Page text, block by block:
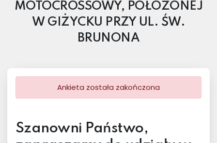
MOTOCROSSOWY, POŁOŻONEJ
W GIŻYCKU PRZY UL. ŚW.
BRUNONA
Ankieta została zakończona
Szanowni Państwo,